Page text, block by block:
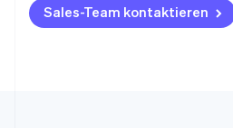
Sales-Team kontaktieren
Belgien
NederlandsFrançaisDeutschEnglish